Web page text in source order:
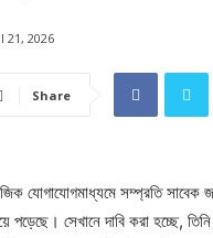
21, 2026
Share
যোগাযোগমাধ্যমে সম্প্রতি সাবেক
পড়েছে। সেখানে দাবি করা হচ্ছে,